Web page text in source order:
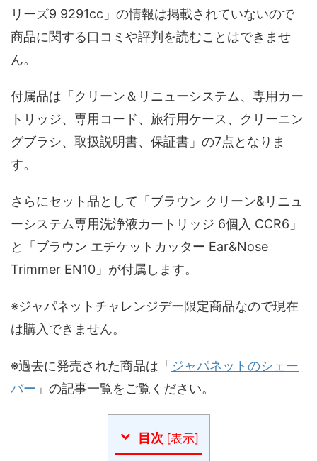
リーズ9 9291cc」の情報は掲載されていないので
商品に関する口コミや評判を読むことはできませ
ん。
付属品は「クリーン＆リニューシステム、専用カー
トリッジ、専用コード、旅行用ケース、クリーニン
グブラシ、取扱説明書、保証書」の7点となりま
す。
さらにセット品として「ブラウン クリーン&リニュ
ーシステム専用洗浄液カートリッジ 6個入 CCR6」
と「ブラウン エチケットカッター Ear&Nose
Trimmer EN10」が付属します。
※ジャパネットチャレンジデー限定商品なので現在
は購入できません。
※過去に発売された商品は「 ジャパネットのシェー
バー 」の記事一覧をご覧ください。
目次 [表示]